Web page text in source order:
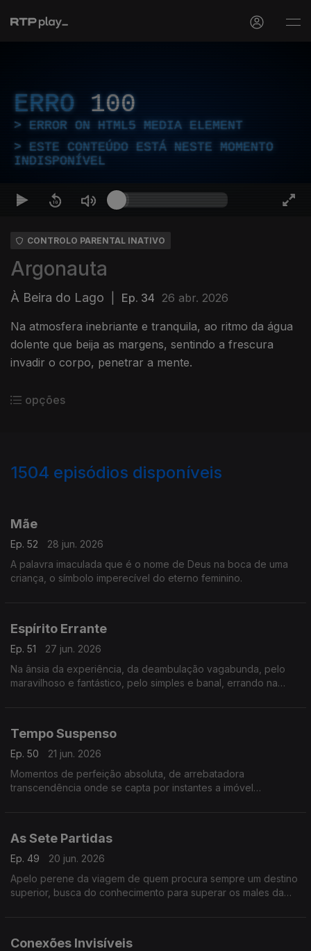
ERRO 100
ERROR ON HTML5 MEDIA ELEMENT
ESTE CONTEÚDO ESTÁ NESTE MOMENTO
INDISPONÍVEL
CONTROLO PARENTAL INATIVO
Argonauta
À Beira do Lago Ep. 34 26 abr. 2026
Na atmosfera inebriante e tranquila, ao ritmo da água
dolente que beija as margens, sentindo a frescura
invadir o corpo, penetrar a mente.
opções
1504 episódios disponíveis
Mãe
Ep. 52
28 jun. 2026
A palavra imaculada que é o nome de Deus na boca de uma
criança, o símbolo imperecível do eterno feminino.
Espírito Errante
Ep. 51
27 jun. 2026
Na ânsia da experiência, da deambulação vagabunda, pelo
maravilhoso e fantástico, pelo simples e banal, errando na
Tempo Suspenso
Ep. 50
21 jun. 2026
Momentos de perfeição absoluta, de arrebatadora
transcendência onde se capta por instantes a imóvel
As Sete Partidas
Ep. 49
20 jun. 2026
Apelo perene da viagem de quem procura sempre um destino
superior, busca do conhecimento para superar os males da
Conexões Invisíveis